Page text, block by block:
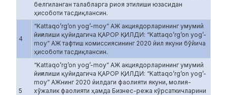
белгиланган талабларга риоя этилиши юзасидан
ҳисоботи тасдиқлансин.
4
“Kattaqo’rg’on yog’-moy” АЖ акциядорларининг умумий
йиғилиши қуйидагича ҚАРОР ҚИЛДИ: “Kattaqo’rg’on yog’-
moy” АЖ тафтиш комиссиясининг 2020 йил якуни бўйича
ҳисоботи тасдиқлансин.
5
“Kattaqo’rg’on yog’-moy” АЖ акциядорларининг умумий
йиғилиши қуйидагича ҚАРОР ҚИЛДИ: “Kattaqo’rg’on yog’-
moy” АЖнинг 2020 йилдаги фаолияти якуни, молия-
хўжалик фаолияти ҳамда Бизнес-режа кўрсаткичларини